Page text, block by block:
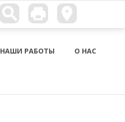
НАШИ РАБОТЫ О НАС